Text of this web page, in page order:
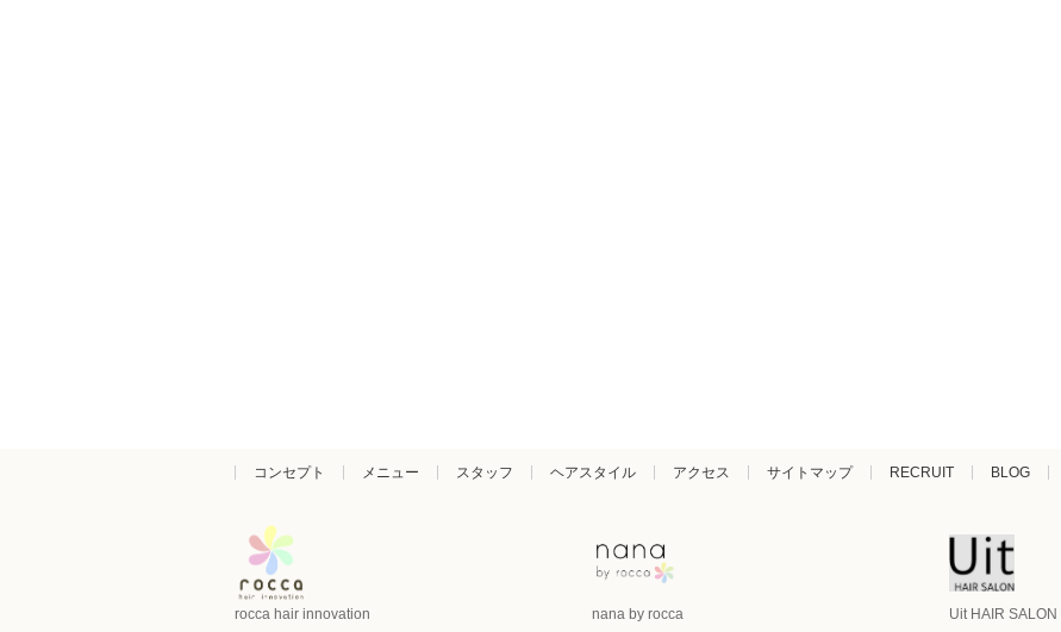
コンセプト メニュー スタッフ ヘアスタイル アクセス サイトマップ RECRUIT BLOG
rocca hair innovation
nana by rocca
Uit HAIR SALON